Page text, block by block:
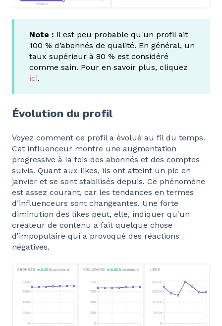
Note : il est peu probable qu'un profil ait
100 % d’abonnés de qualité. En général, un
taux supérieur à 80 % est considéré
comme sain. Pour en savoir plus, cliquez
ici.
Évolution du profil
Voyez comment ce profil a évolué au fil du temps.
Cet influenceur montre une augmentation
progressive à la fois des abonnés et des comptes
suivis. Quant aux likes, ils ont atteint un pic en
janvier et se sont stabilisés depuis. Ce phénomène
est assez courant, car les tendances en termes
d’influenceurs sont changeantes. Une forte
diminution des likes peut, elle, indiquer qu'un
créateur de contenu a fait quelque chose
d'impopulaire qui a provoqué des réactions
négatives.